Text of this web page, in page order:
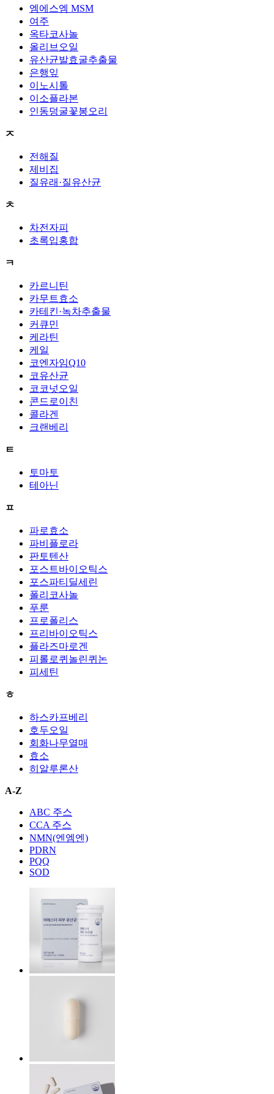
엠에스엠 MSM
여주
옥타코사놀
올리브오일
유산균발효굴추출물
은행잎
이노시톨
이소플라본
인동덩굴꽃봉오리
ㅈ
전해질
제비집
질유래·질유산균
ㅊ
차전자피
초록입홍합
ㅋ
카르니틴
카무트효소
카테킨·녹차추출물
커큐민
케라틴
케일
코엔자임Q10
코유산균
코코넛오일
콘드로이친
콜라겐
크랜베리
ㅌ
토마토
테아닌
ㅍ
파로효소
파비플로라
판토텐산
포스트바이오틱스
포스파티딜세린
폴리코사놀
푸룬
프로폴리스
프리바이오틱스
플라즈마로겐
피롤로퀴놀린퀴논
피세틴
ㅎ
하스카프베리
호두오일
회화나무열매
효소
히알루론산
A-Z
ABC 주스
CCA 주스
NMN(엔엠엔)
PDRN
PQQ
SOD